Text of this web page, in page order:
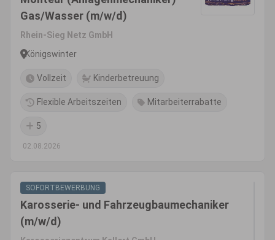
Gas/Wasser (m/w/d)
Rhein-Sieg Netz GmbH
Königswinter
Vollzeit Kinderbetreuung
Flexible Arbeitszeiten Mitarbeiterrabatte
5
02.08.2026
SOFORTBEWERBUNG
Karosserie- und Fahrzeugbaumechaniker
(m/w/d)